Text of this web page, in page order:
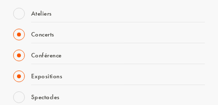
Ateliers
Concerts
Conférence
Expositions
Spectacles